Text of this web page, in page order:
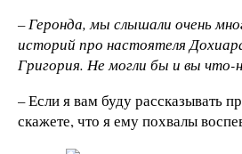
– Геронда, мы слышали очень
историй про настоятеля
Григория. Не могли бы и вы что-
– Если я вам буду рассказывать
скажете, что я ему похвалы